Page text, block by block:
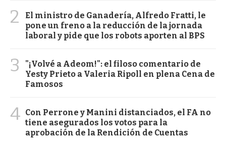
2
El ministro de Ganadería, Alfredo Fratti, le
pone un freno a la reducción de la jornada
laboral y pide que los robots aporten al BPS
3
"¡Volvé a Adeom!": el filoso comentario de
Yesty Prieto a Valeria Ripoll en plena Cena de
Famosos
4 Con Perrone y Manini distanciados, el FA no
tiene asegurados los votos para la
aprobación de la Rendición de Cuentas